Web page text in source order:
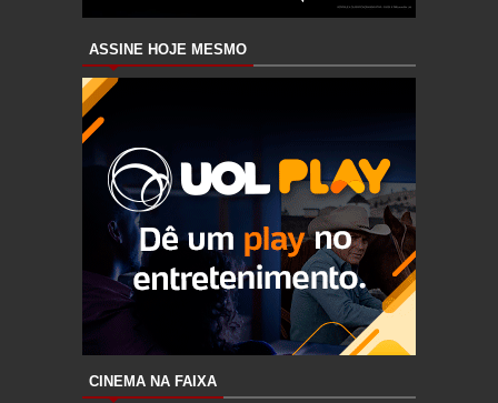
ASSINE HOJE MESMO
CINEMA NA FAIXA